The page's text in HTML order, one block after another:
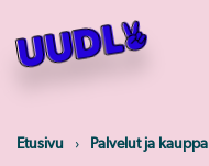
Skip
content
Etusivu Palvelut ja kauppa